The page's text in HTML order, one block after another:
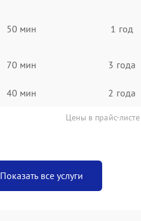
50 мин 1 год
70 мин 3 года
40 мин 2 года
Цены в прайс-
Показать все услуги